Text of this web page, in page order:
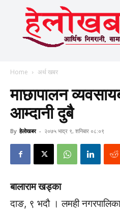
Home अर्थ खबर
माछापालन
आम्दानी दुबै
By हेलाेखबर - २०७५ भाद्र ९, शनिबार ०८:०९
बालाराम खड्का
दाङ, ९ भदौ । लमही